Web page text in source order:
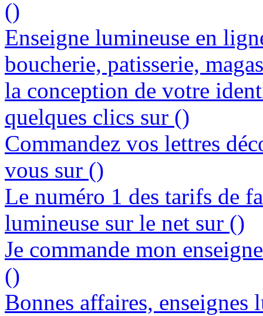
()
Enseigne lumineuse en
boucherie, patisserie,
la conception de votre
quelques clics sur ()
Commandez vos lettres
vous sur ()
Le numéro 1 des tarifs de
lumineuse sur le net sur ()
Je commande mon
()
Bonnes affaires, enseignes